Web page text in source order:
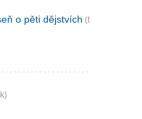
o pěti dějstvích (tsjekkisk)